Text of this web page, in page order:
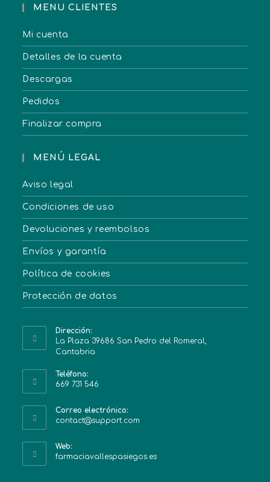
MENU CLIENTES
Mi cuenta
Detalles de la cuenta
Descargas
Pedidos
Finalizar compra
MENÚ LEGAL
Aviso legal
Condiciones de uso
Devoluciones y reembolsos
Envíos y garantía
Política de cookies
Protección de datos
Dirección:
La Plaza 39686 San Pedro del Romeral,
Cantabria
Teléfono:
669 731 546
Correo electrónico:
contact@support.com
Web:
farmaciavallespasiegos.es